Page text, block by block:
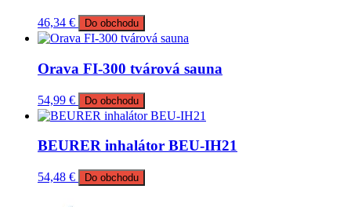
46,34 € Do obchodu
Orava FI-300 tvárová sauna
54,99 € Do obchodu
BEURER inhalátor BEU-IH21
54,48 € Do obchodu